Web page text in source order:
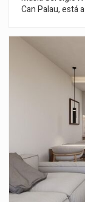
Can Palau, está
masías del
10
año 2001. Casi
cristal, lacado
entorno de la casa. Hay 23 ha de suelo, bosque,
Alella, cultivo,
masía se
carretera
todo el año.